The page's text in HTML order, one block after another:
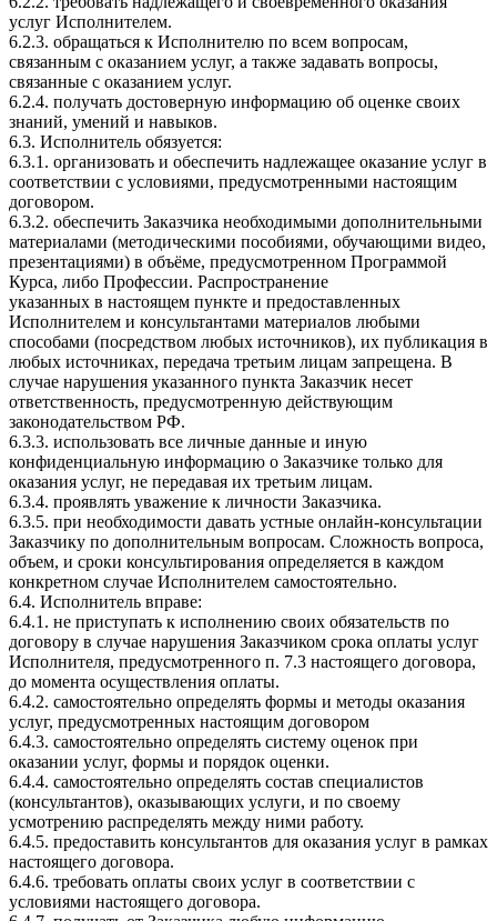
услуг Исполнителем.
6.2.3. обращаться к Исполнителю по всем вопросам,
связанным с оказанием услуг, а также задавать вопросы,
связанные с оказанием услуг.
6.2.4. получать достоверную информацию об оценке своих
знаний, умений и навыков.
6.3. Исполнитель обязуется:
6.3.1. организовать и обеспечить надлежащее оказание услуг в
соответствии с условиями, предусмотренными настоящим
договором.
6.3.2. обеспечить Заказчика необходимыми дополнительными
материалами (методическими пособиями, обучающими видео,
презентациями) в объёме, предусмотренном Программой
Курса, либо Профессии. Распространение
указанных в настоящем пункте и предоставленных
Исполнителем и консультантами материалов любыми
способами (посредством любых источников), их публикация в
любых источниках, передача третьим лицам запрещена. В
случае нарушения указанного пункта Заказчик несет
ответственность, предусмотренную действующим
законодательством РФ.
6.3.3. использовать все личные данные и иную
конфиденциальную информацию о Заказчике только для
оказания услуг, не передавая их третьим лицам.
6.3.4. проявлять уважение к личности Заказчика.
6.3.5. при необходимости давать устные онлайн-консультации
Заказчику по дополнительным вопросам. Сложность вопроса,
объем, и сроки консультирования определяется в каждом
конкретном случае Исполнителем самостоятельно.
6.4. Исполнитель вправе:
6.4.1. не приступать к исполнению своих обязательств по
договору в случае нарушения Заказчиком срока оплаты услуг
Исполнителя, предусмотренного п. 7.3 настоящего договора,
до момента осуществления оплаты.
6.4.2. самостоятельно определять формы и методы оказания
услуг, предусмотренных настоящим договором
6.4.3. самостоятельно определять систему оценок при
оказании услуг, формы и порядок оценки.
6.4.4. самостоятельно определять состав специалистов
(консультантов), оказывающих услуги, и по своему
усмотрению распределять между ними работу.
6.4.5. предоставить консультантов для оказания услуг в рамках
настоящего договора.
6.4.6. требовать оплаты своих услуг в соответствии с
условиями настоящего договора.